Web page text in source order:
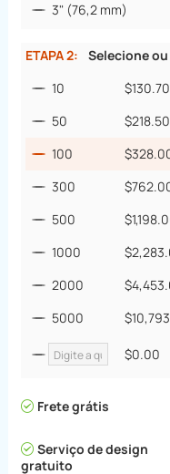
3" (76,2 mm)
ETAPA 2:
Selecione
10
$130.70
50
$218.50
100
300
500
1000
2000
5000
$0.00
Frete grátis
Serviço de design
gratuito